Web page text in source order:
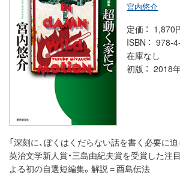
宮内悠介
定価
1,870
ISBN
978-
在庫なし
初版
2018
「深刻に、ぼくはくだらない話を書く必要に
英治文学新人賞・三島由紀夫賞を受賞した注
よる初の自選短編集。解説＝酉島伝法